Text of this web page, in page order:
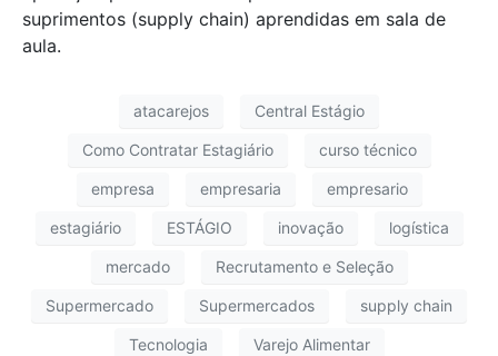
suprimentos (supply chain) aprendidas em sala de
aula.
atacarejos Central Estágio
Como Contratar Estagiário curso técnico
empresa empresaria empresario
estagiário ESTÁGIO inovação logística
mercado Recrutamento e Seleção
Supermercado Supermercados supply chain
Tecnologia Varejo Alimentar